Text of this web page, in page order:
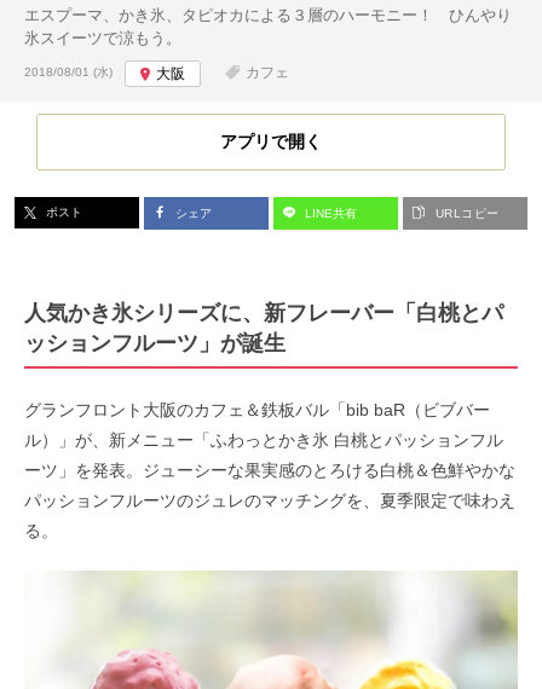
エスプーマ、かき氷、タピオカによる３層のハーモニー！ ひんやり
氷スイーツで涼もう。
投稿日:
2018/08/01 (水) 大阪 カフェ
アプリで開く
ポスト シェア LINE共有 URLコピー
人気かき氷シリーズに、新フレーバー「白桃とパ
ッションフルーツ」が誕生
グランフロント大阪のカフェ＆鉄板バル「bib baR（ビブバー
ル）」が、新メニュー「ふわっとかき氷 白桃とパッションフル
ーツ」を発表。ジューシーな果実感のとろける白桃＆色鮮やかな
パッションフルーツのジュレのマッチングを、夏季限定で味わえ
る。